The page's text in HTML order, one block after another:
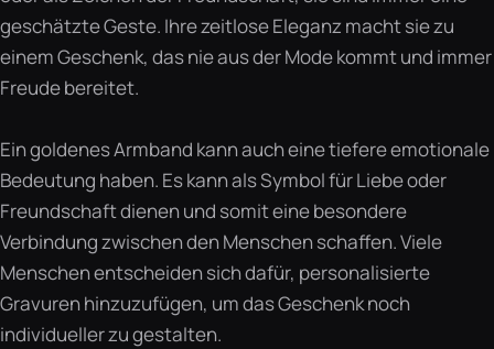
geschätzte Geste. Ihre zeitlose Eleganz macht sie zu
einem Geschenk, das nie aus der Mode kommt und immer
Freude bereitet.
Ein goldenes Armband kann auch eine tiefere emotionale
Bedeutung haben. Es kann als Symbol für Liebe oder
Freundschaft dienen und somit eine besondere
Verbindung zwischen den Menschen schaffen. Viele
Menschen entscheiden sich dafür, personalisierte
Gravuren hinzuzufügen, um das Geschenk noch
individueller zu gestalten.